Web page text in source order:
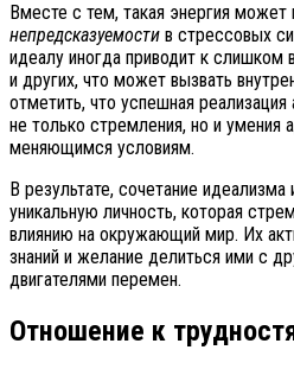
Вместе с тем, такая энергия может
непредсказуемости в стрессовых
идеалу иногда приводит к
и других, что может вызвать
отметить, что успешная
не только стремления, но и умения
меняющимся условиям.
В результате, сочетание
уникальную личность, которая
влиянию на окружающий мир. Их
знаний и желание делиться ими с
двигателями перемен.
Отношение к